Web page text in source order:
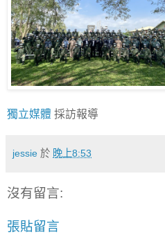
獨立媒體 採訪報導
jessie 於 晚上8:53
沒有留言:
張貼留言